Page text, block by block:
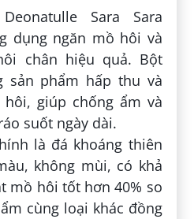
Sara Sara
dụng ngăn mồ hôi và
chân hiệu quả. Bột
sản phẩm hấp thu và
giúp chống ẩm và
suốt ngày dài.
là đá khoáng thiên
không mùi, có khả
mồ hôi tốt hơn 40% so
cùng loại khác đồng